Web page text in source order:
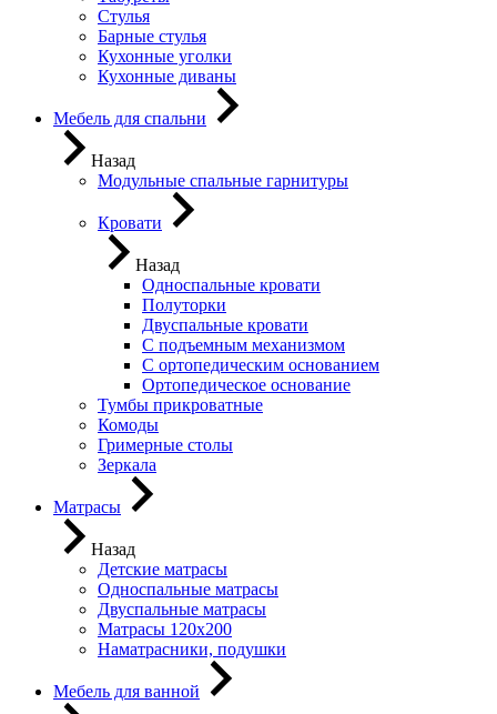
Стулья
Барные стулья
Кухонные уголки
Кухонные диваны
Мебель для спальни
Назад
Модульные спальные гарнитуры
Кровати
Назад
Односпальные кровати
Полуторки
Двуспальные кровати
С подъемным механизмом
С ортопедическим основанием
Ортопедическое основание
Тумбы прикроватные
Комоды
Гримерные столы
Зеркала
Матрасы
Назад
Детские матрасы
Односпальные матрасы
Двуспальные матрасы
Матрасы 120х200
Наматрасники, подушки
Мебель для ванной